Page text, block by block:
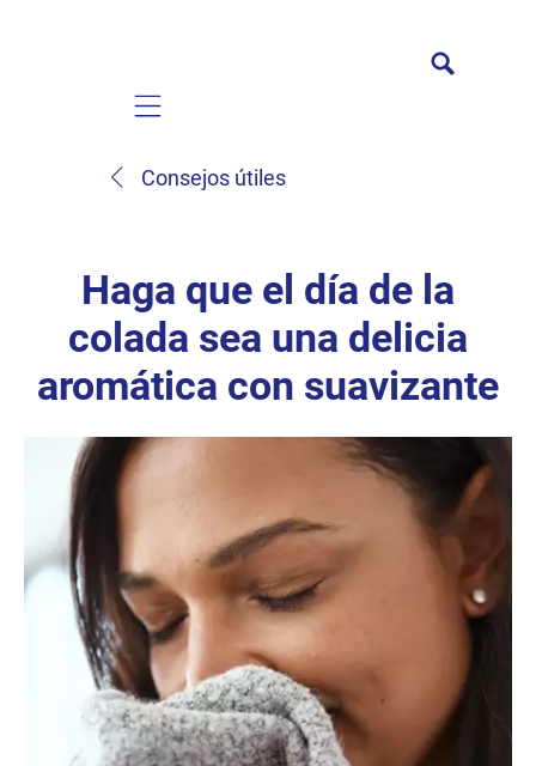
Mobile navigation
Consejos útiles
Haga que el día de la
colada sea una delicia
aromática con suavizante